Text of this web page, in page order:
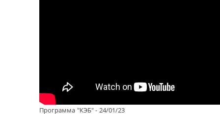
Программа "КЭБ" - 24/01/23